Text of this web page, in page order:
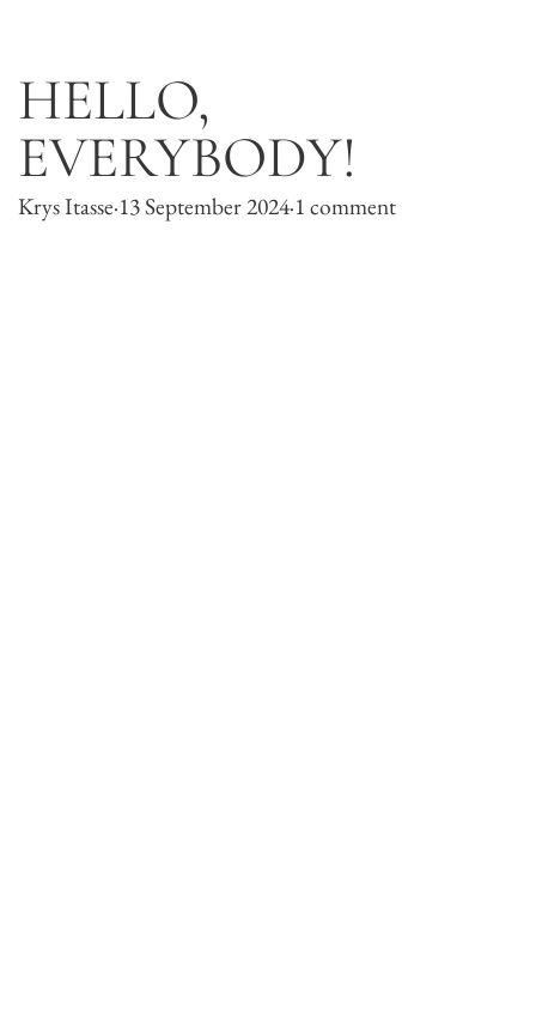
HELLO,
EVERYBODY!
Krys Itasse·13 September 2024·1 comment